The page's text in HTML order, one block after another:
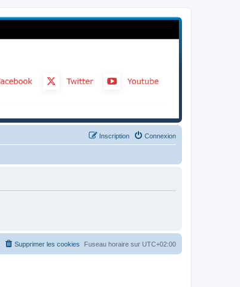
Connexion
Inscription
Fuseau horaire sur UTC+02:00
Supprimer les cookies